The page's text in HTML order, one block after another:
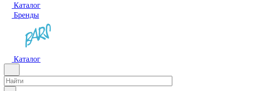
Каталог
Бренды
Каталог